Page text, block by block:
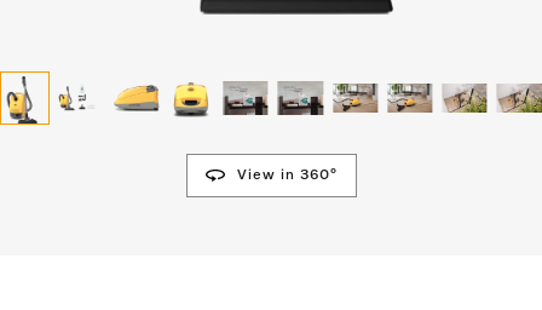
View in 360°